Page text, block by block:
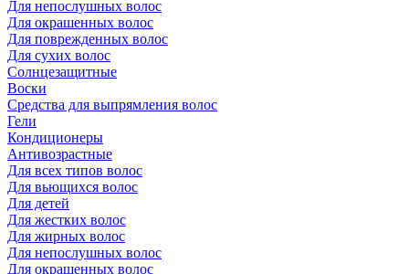
Для непослушных волос
Для окрашенных волос
Для поврежденных волос
Для сухих волос
Солнцезащитные
Воски
Средства для выпрямления волос
Гели
Кондиционеры
Антивозрастные
Для всех типов волос
Для вьющихся волос
Для детей
Для жестких волос
Для жирных волос
Для непослушных волос
Для окрашенных волос